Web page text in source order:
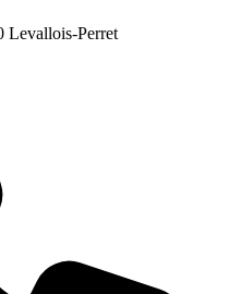
Levallois-Perret